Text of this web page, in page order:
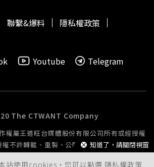
站使用cookies，您可以點選 隱私權政策
知道了，請關閉視窗
聯繫&爆料
隱私權政策
Youtube Telegram
The CTWANT Company
權屬王道旺台媒體股份有限公司所有或經授權
不許轉載、重製、公開播送或公開傳輸。